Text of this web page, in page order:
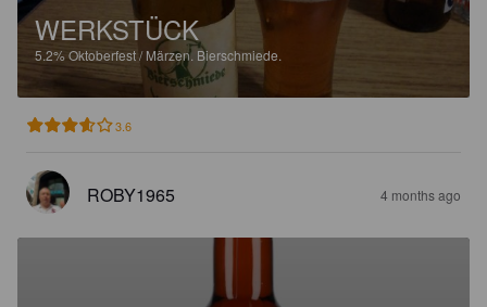
WERKSTÜCK
5.2%Oktoberfest / Märzen. Bierschmiede.
3.6
ROBY1965 4 months ago